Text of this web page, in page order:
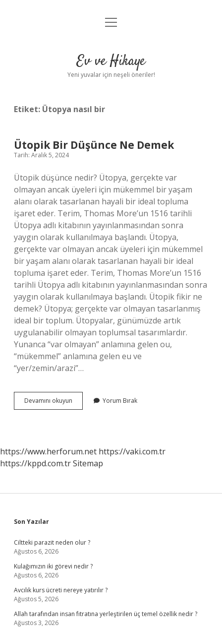
Anasayfa
Yasal Uyarı
menüyü
Ev ve Hikaye
Yeni yuvalar için neşeli öneriler!
Etiket: Ütopya nasıl bir
Ütopik Bir Düşünce Ne Demek
Tarih: Aralık 5, 2024
Ütopik düşünce nedir? Ütopya, gerçekte var
olmayan ancak üyeleri için mükemmel bir yaşam
alanı olarak tasarlanan hayali bir ideal topluma
işaret eder. Terim, Thomas More’un 1516 tarihli
Ütopya adlı kitabının yayınlanmasından sonra
yaygın olarak kullanılmaya başlandı. Ütopya,
gerçekte var olmayan ancak üyeleri için mükemmel
bir yaşam alanı olarak tasarlanan hayali bir ideal
topluma işaret eder. Terim, Thomas More’un 1516
tarihli Ütopya adlı kitabının yayınlanmasından sonra
yaygın olarak kullanılmaya başlandı. Ütopik fikir ne
demek? Ütopya; gerçekte var olmayan tasarlanmış
ideal bir toplum. Ütopyalar, günümüzde artık
uygulanabilir olmayan toplumsal tasarımlardır.
Yunanca “var olmayan” anlamına gelen ou,
“mükemmel” anlamına gelen eu ve
“yer/zemin/arazi”…
Devamını okuyun
Bir
Yorum Bırak
https://www.herforum.net https://vaki.com.tr
https://kppd.com.trSitemap
Sidebar
Son Yazılar
Ciltteki parazit neden olur ?
Ağustos 6, 2026
Kulağımızın iki görevi nedir ?
Ağustos 6, 2026
Avcılık kurs ücreti nereye yatırılır ?
Ağustos 5, 2026
Allah tarafından insan fıtratına yerleştirilen üç temel özellik nedir ?
Ağustos 3, 2026